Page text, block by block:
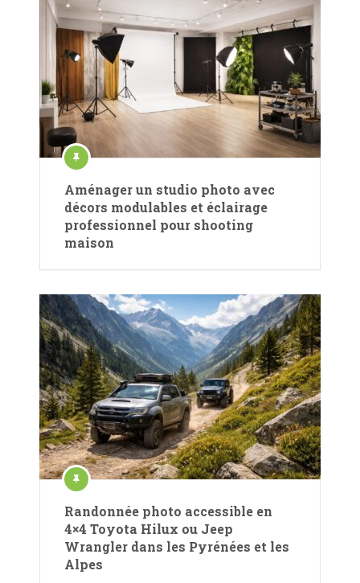
Aménager un studio photo avec
décors modulables et éclairage
professionnel pour shooting
maison
Randonnée photo accessible en
4×4 Toyota Hilux ou Jeep
Wrangler dans les Pyrénées et les
Alpes